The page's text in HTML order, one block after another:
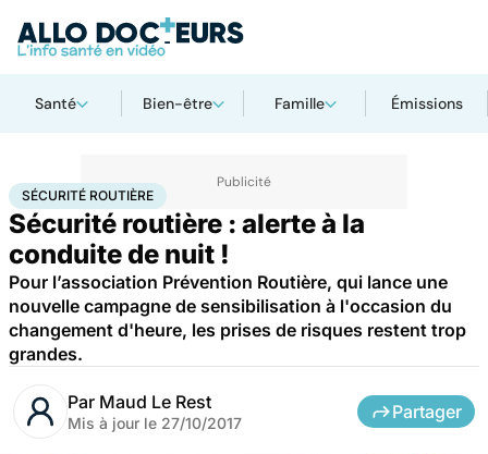
Santé Bien-être Famille Émissions
AccueilSantéSécurité routière
SÉCURITÉ ROUTIÈRE
Sécurité routière : alerte à la
conduite de nuit !
Pour l’association Prévention Routière, qui lance une
nouvelle campagne de sensibilisation à l'occasion du
changement d'heure, les prises de risques restent trop
grandes.
Par Maud Le Rest
Mis à jour le 27/10/2017
Partager